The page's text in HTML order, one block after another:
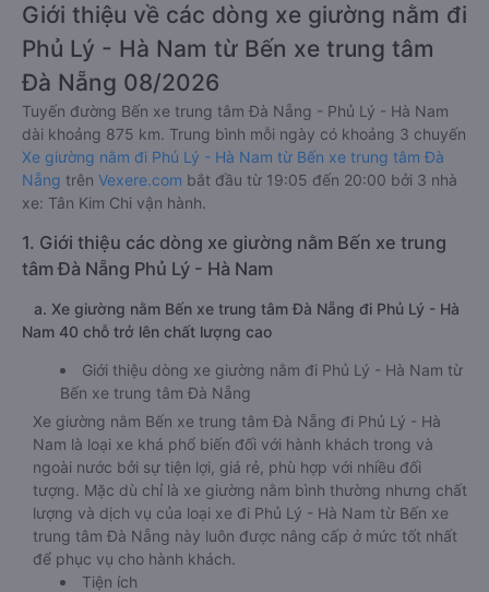
Giới thiệu về các dòng xe giường nằm đi
Phủ Lý - Hà Nam từ Bến xe trung tâm
Đà Nẵng 08/2026
Tuyến đường Bến xe trung tâm Đà Nẵng - Phủ Lý - Hà Nam
dài khoảng 875 km. Trung bình mỗi ngày có khoảng 3 chuyến
Xe giường nằm đi Phủ Lý - Hà Nam từ Bến xe trung tâm Đà
Nẵng trên Vexere.com bắt đầu từ 19:05 đến 20:00 bởi 3 nhà
xe: Tân Kim Chi vận hành.
1. Giới thiệu các dòng xe giường nằm Bến xe trung
tâm Đà Nẵng Phủ Lý - Hà Nam
a. Xe giường nằm Bến xe trung tâm Đà Nẵng đi Phủ Lý - Hà
Nam 40 chỗ trở lên chất lượng cao
Giới thiệu dòng xe giường nằm đi Phủ Lý - Hà Nam từ
Bến xe trung tâm Đà Nẵng
Xe giường nằm Bến xe trung tâm Đà Nẵng đi Phủ Lý - Hà
Nam là loại xe khá phổ biến đối với hành khách trong và
ngoài nước bởi sự tiện lợi, giá rẻ, phù hợp với nhiều đối
tượng. Mặc dù chỉ là xe giường nằm bình thường nhưng chất
lượng và dịch vụ của loại xe đi Phủ Lý - Hà Nam từ Bến xe
trung tâm Đà Nẵng này luôn được nâng cấp ở mức tốt nhất
để phục vụ cho hành khách.
Tiện ích